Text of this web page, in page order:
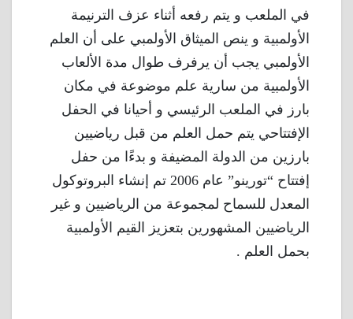
في الملعب و يتم رفعه أثناء عزف الترنيمة
الأولمبية و ينص الميثاق الأولمبي على أن العلم
الأولمبي يجب أن يرفرف طوال مدة الألعاب
الأولمبية من سارية علم موضوعة في مكان
بارز في الملعب الرئيسي و أحيانا في الحفل
الإفتتاحي يتم حمل العلم من قبل رياضيين
بارزين من الدولة المضيفة و بدءًا من حفل
إفتتاح “تورينو” عام 2006 تم إنشاء البروتوكول
المعدل للسماح لمجموعة من الرياضيين و غير
الرياضيين المشهورين بتعزيز القيم الأولمبية
بحمل العلم .